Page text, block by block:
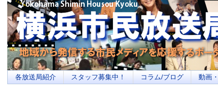
横浜の地域メディア、地域・市民・放送局・メディアを応援するポータルサ
を目指します
各放送局紹介 スタッフ募集中！ コラム/ブログ 動画